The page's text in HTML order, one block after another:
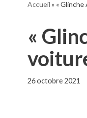
Accueil » «
«
26 octobre 2021